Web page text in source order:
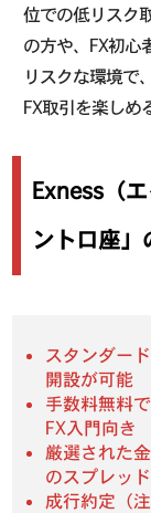
位での低リスク
の方や、FX初心
リスクな環境で
FX取引を楽しめ
Exness（
ント口座」
スタンダー
開設が可能
手数料無料
FX入門向き
厳選された
のスプレッ
成行約定（